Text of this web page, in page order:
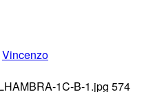
Vincenzo
1C-B-1.jpg 574